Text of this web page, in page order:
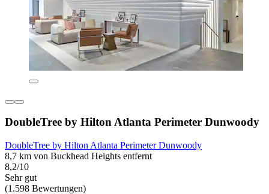
DoubleTree by Hilton Atlanta Perimeter Dunwoody
DoubleTree by Hilton Atlanta Perimeter Dunwoody
8,7 km von Buckhead Heights entfernt
8,2/10
Sehr gut
(1.598 Bewertungen)